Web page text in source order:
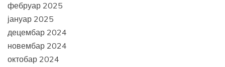
фебруар 2025
јануар 2025
децембар 2024
новембар 2024
октобар 2024